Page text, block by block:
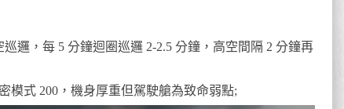
邏，每 5 分鐘迴圈巡邏 2-2.5 分鐘，高空間隔 2 分鐘再
模式 200，機身厚重但駕駛艙為致命弱點;